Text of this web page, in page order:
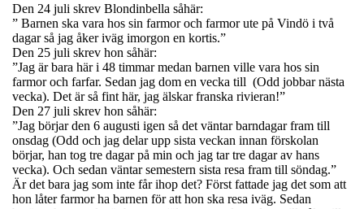
Den 24 juli skrev Blondinbella såhär:
” Barnen ska vara hos sin farmor och farmor ute på Vindö i två
dagar så jag åker iväg imorgon en kortis.”
Den 25 juli skrev hon såhär:
”Jag är bara här i 48 timmar medan barnen ville vara hos sin
farmor och farfar. Sedan jag dom en vecka till (Odd jobbar nästa
vecka). Det är så fint här, jag älskar franska rivieran!”
Den 27 juli skrev hon såhär:
”Jag börjar den 6 augusti igen så det väntar barndagar fram till
onsdag (Odd och jag delar upp sista veckan innan förskolan
börjar, han tog tre dagar på min och jag tar tre dagar av hans
vecka). Och sedan väntar semestern sista resa fram till söndag.”
Är det bara jag som inte får ihop det? Först fattade jag det som att
hon låter farmor ha barnen för att hon ska resa iväg. Sedan